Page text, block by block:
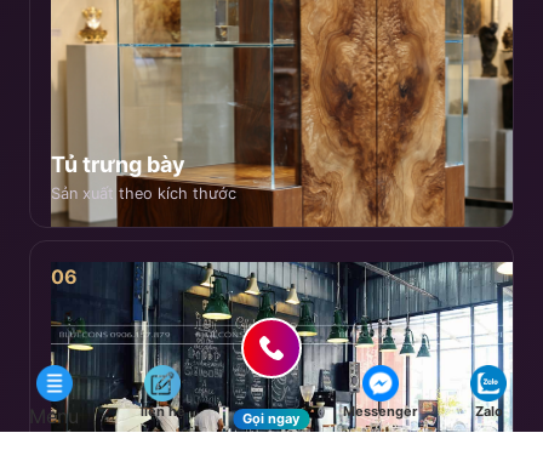
Menu liên hệ Gọi ngay Messenger Zalo
Tủ trưng bày
Sản xuất theo kích thước
06